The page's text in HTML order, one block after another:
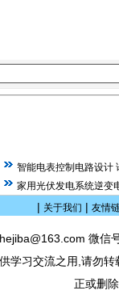
智能电表控制电路设计
家用光伏发电系统逆变
| 关于我们 | 友情
微
学习交流之用,请勿
正或删